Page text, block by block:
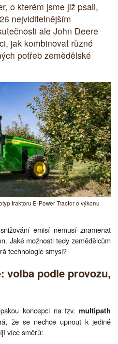
o kterém jsme již psali,
nejviditelnějším
ale John Deere
jak kombinovat různé
potřeb zemědělské
traktoru E-Power Tractor o výkonu
emisí nemusí znamenat
Jaké možnosti tedy zemědělcům
technologie smysl?
volba podle provozu,
koncepci na tzv. multipath
že se nechce upnout k jediné
více směrů: